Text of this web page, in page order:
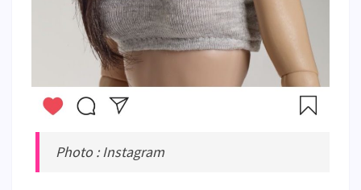
Photo : Instagram